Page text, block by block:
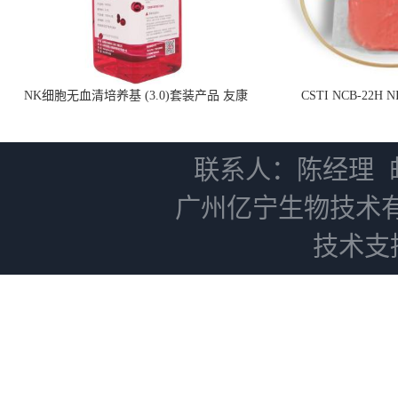
NK细胞无血清培养基 (3.0)套装产品 友康
CSTI NCB-22H
联系人：陈经理
广州亿宁生物技术
技术